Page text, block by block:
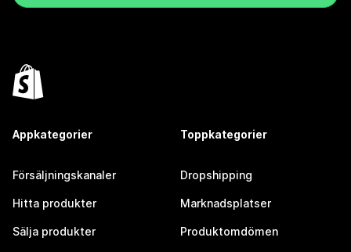
Appkategorier
Försäljningskanaler
Hitta produkter
Sälja produkter
Toppkategorier
Dropshipping
Marknadsplatser
Produktomdömen